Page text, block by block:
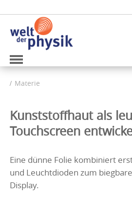
Materie
Kunststoffhaut als
Touchscreen
Eine dünne Folie kombiniert
und Leuchtdioden zum
Display.